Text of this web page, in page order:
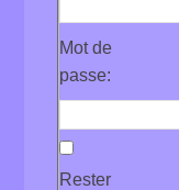
Mot de
passe:
Rester